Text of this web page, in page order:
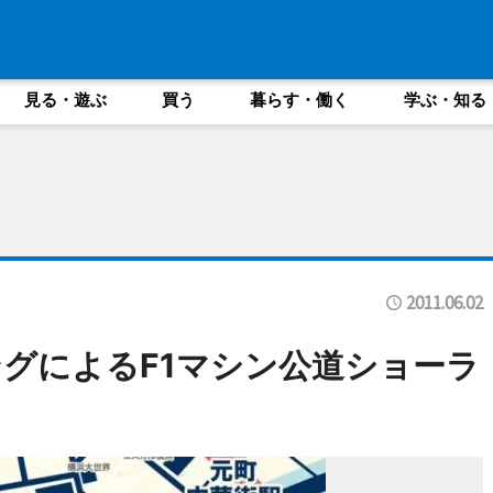
見る・遊ぶ 買う 暮らす・働く 学ぶ・知る
2011.06.02
によるF1マシン公道ショーラ